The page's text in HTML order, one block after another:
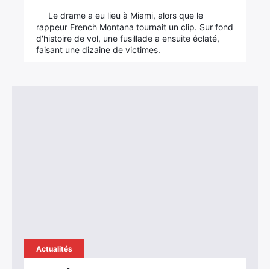
Le drame a eu lieu à Miami, alors que le
rappeur French Montana tournait un clip. Sur fond
d'histoire de vol, une fusillade a ensuite éclaté,
faisant une dizaine de victimes.
Actualités